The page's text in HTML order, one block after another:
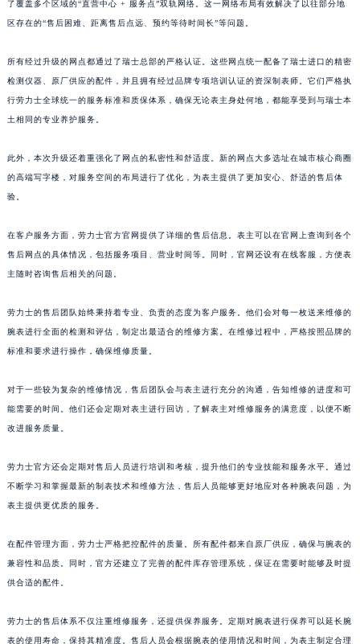
了覆盖多个区域的“直营中心 + 服务点”双轨网络。这一网络布局有效解决了以往部分地
区存在的“售后困难、距离售后点远、预约等待时间长”等问题。
所有经过升级的网点都通过了瑞士总部的严格认证。这些网点统一配备了瑞士进口的精密
检测仪器、原厂供应的配件，并且拥有经过品牌专项培训认证的资深制表师。它们严格执
行劳力士全球统一的服务标准和质保体系，确保无论表主身处何地，都能享受到与瑞士本
土相同的专业养护服务。
此外，本次升级还着重强化了网点的私密性和舒适度。新的网点大多选址在城市核心商圈
的高端写字楼，对服务空间的布局进行了优化，为表主提供了更加安心、舒适的售后体
验。
在客户服务方面，劳力士官方官网提供了详细的售后信息。表主可以在官网上查询到各个
售后网点的具体情况，包括服务项目、营业时间等。同时，官网还设有在线客服，方便表
主随时咨询售后相关的问题。
劳力士的售后团队始终秉持着专业、负责的态度为客户服务。他们会对每一枚送来维修的
腕表进行全面的检测和评估，制定出最适合的维修方案。在维修过程中，严格按照品牌的
标准和要求进行操作，确保维修质量。
对于一些较为复杂的维修情况，售后团队会与表主进行充分的沟通，告知维修的进度和可
能需要的时间。他们还会定期对表主进行回访，了解表主对维修服务的满意度，以便不断
改进服务质量。
劳力士官方还会定期对售后人员进行培训和考核，提升他们的专业技能和服务水平。通过
不断学习和掌握最新的制表技术和维修方法，售后人员能够更好地应对各种腕表问题，为
表主提供更优质的服务。
在配件管理方面，劳力士严格把控配件的质量。所有配件都来自原厂供应，确保与腕表的
兼容性和品质。同时，官方还建立了完善的配件库存管理系统，保证在需要时能够及时提
供合适的配件。
劳力士的售后体系不仅注重维修服务，还提供保养服务。定期对腕表进行保养可以延长腕
表的使用寿命，保持其精准度。售后人员会根据腕表的使用情况和时间，为表主制定合理